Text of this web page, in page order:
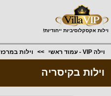
וילות אקסקלוסיביות ייחודיות!
וילה VIP - עמוד ראשי וילות במרכז
וילות בקיסריה